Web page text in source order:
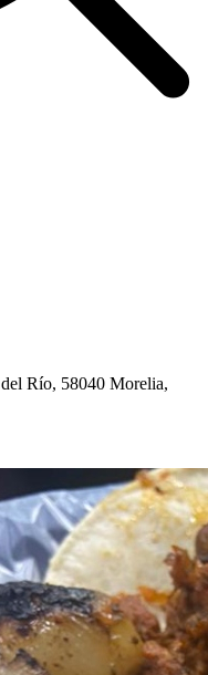
del Río, 58040 Morelia,